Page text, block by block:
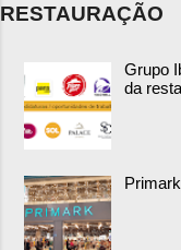
RESTAURAÇÃO
Grupo
da